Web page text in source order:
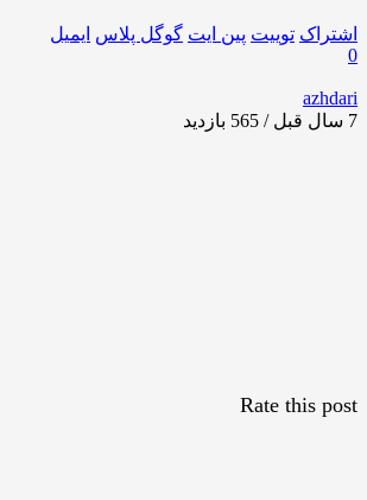
اشتراک توییت پین ایت گوگل‌ پلاس ایمیل
0
azhdari
7 سال قبل / 565
بازدید
Rate this post